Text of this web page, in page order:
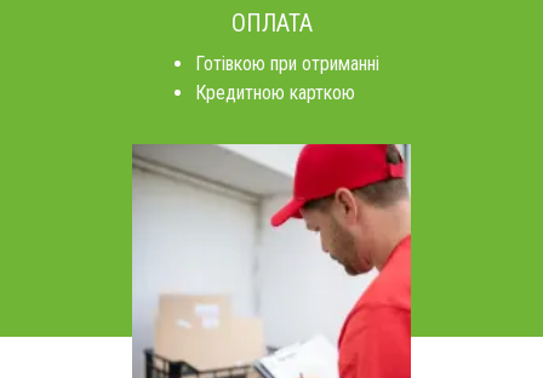
ОПЛАТА
Готівкою при отриманні
Кредитною карткою